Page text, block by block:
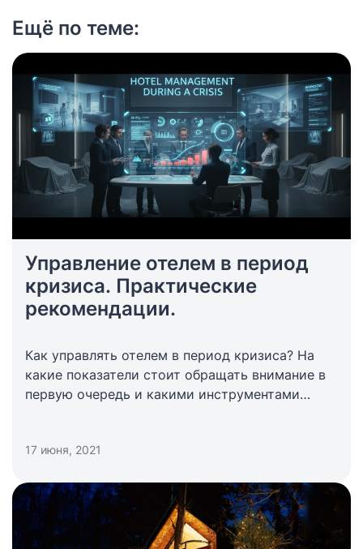
Ещё по теме:
Управление отелем в период
кризиса. Практические
рекомендации.
Как управлять отелем в период кризиса? На
какие показатели стоит обращать внимание в
первую очередь и какими инструментами
17 июня, 2021